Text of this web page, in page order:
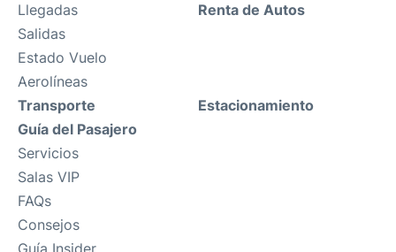
Llegadas
Salidas
Estado Vuelo
Aerolíneas
Renta de Autos
Transporte
Guía del Pasajero
Servicios
Salas VIP
FAQs
Consejos
Estacionamiento